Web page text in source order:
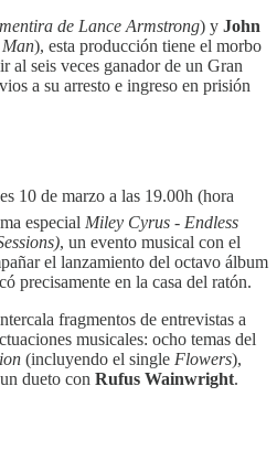
de Lance Armstrong) y John
), esta producción tiene el morbo
al seis veces ganador de un Gran
a su arresto e ingreso en prisión
10 de marzo a las 19.00h (hora
especial Miley Cyrus - Endless
, un evento musical con el
el lanzamiento del octavo álbum
precisamente en la casa del ratón.
fragmentos de entrevistas a
musicales: ocho temas del
(incluyendo el single Flowers),
dueto con Rufus Wainwright.